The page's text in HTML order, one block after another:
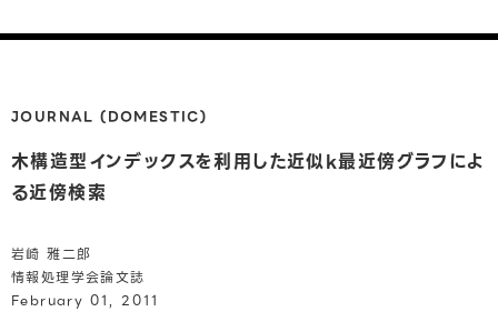
JOURNAL (DOMESTIC)
木構造型インデックスを利用した近似k最近傍グラフによ
る近傍検索
岩崎 雅二郎
情報処理学会論文誌
February 01, 2011